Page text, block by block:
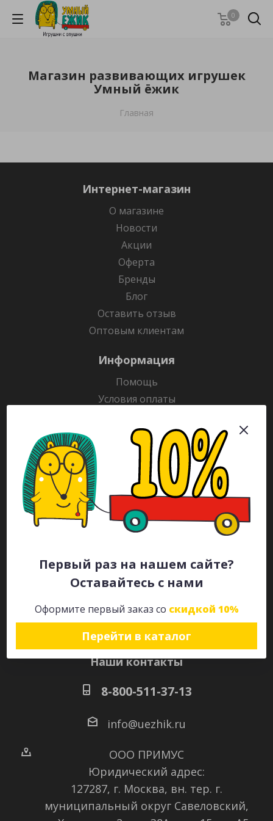
Первый раз на нашем сайте?
Оставайтесь с нами
Оформите первый заказ со скидкой 10%
Перейти в каталог
0
Магазин развивающих игрушек
Умный ёжик
Главная
Интернет-магазин
О магазине
Новости
Акции
Оферта
Бренды
Блог
Оставить отзыв
Оптовым клиентам
Информация
Помощь
Условия оплаты
Гарантия на товар
Раскраски
Рекламодателям
Каталог
Будьте всегда в курсе!
Наши контакты
8-800-511-37-13
info@uezhik.ru
ООО ПРИМУС
Юридический адрес:
127287, г. Москва, вн. тер. г.
муниципальный округ Савеловский,